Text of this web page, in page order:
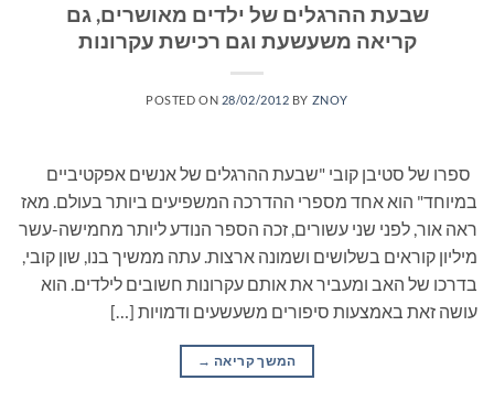
שבעת ההרגלים של ילדים מאושרים, גם
קריאה משעשעת וגם רכישת עקרונות
POSTED ON 28/02/2012 BY ZNOY
ספרו של סטיבן קובי "שבעת ההרגלים של אנשים אפקטיביים
במיוחד" הוא אחד מספרי ההדרכה המשפיעים ביותר בעולם. מאז
ראה אור, לפני שני עשורים, זכה הספר הנודע ליותר מחמישה-עשר
מיליון קוראים בשלושים ושמונה ארצות. עתה ממשיך בנו, שון קובי,
בדרכו של האב ומעביר את אותם עקרונות חשובים לילדים. הוא
עושה זאת באמצעות סיפורים משעשעים ודמויות […]
המשך קריאה →